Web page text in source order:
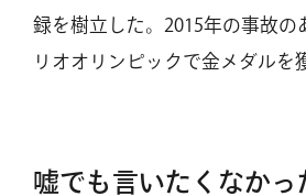
録を樹立した。2015年の事故の
リオオリンピックで金メダルを
嘘でも言いたくなか